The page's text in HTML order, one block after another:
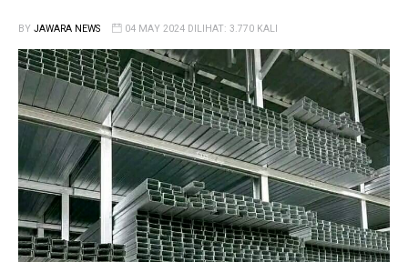
BY JAWARA NEWS 04 MAY 2024 DILIHAT: 3.770 KALI